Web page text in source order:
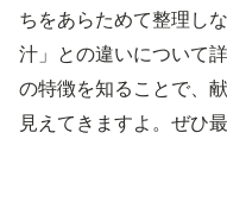
ちをあらためて整理し
汁」との違いについて
の特徴を知ることで、
見えてきますよ。ぜひ